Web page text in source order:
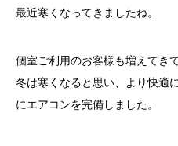
最近寒くなってきましたね。
個室ご利用のお客様も増えてき
冬は寒くなると思い、より快適
にエアコンを完備しました。